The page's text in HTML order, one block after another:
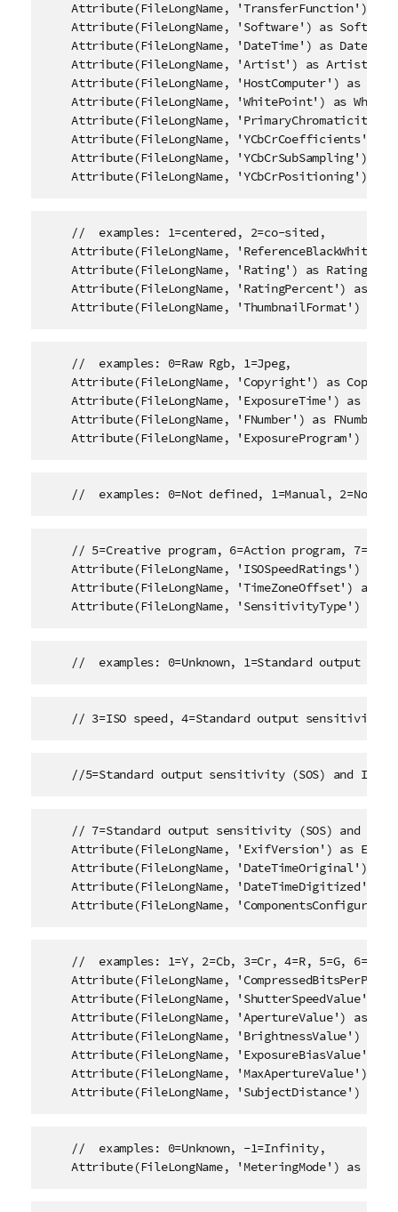
Attribute(FileLongName, 'TransferFunction') as
Attribute(FileLongName, 'Software') as
Attribute(FileLongName, 'DateTime') as
    Attribute(FileLongName, 'Artist') as Artist,
Attribute(FileLongName, 'HostComputer') as
Attribute(FileLongName, 'WhitePoint') as
Attribute(FileLongName,
Attribute(FileLongName, 'YCbCrCoefficients')
Attribute(FileLongName, 'YCbCrSubSampling') as
Attribute(FileLongName, 'YCbCrPositioning')
    //  examples: 1=centered, 2=co-sited,
Attribute(FileLongName, 'ReferenceBlackWhite')
    Attribute(FileLongName, 'Rating') as Rating,
Attribute(FileLongName, 'RatingPercent') as
Attribute(FileLongName, 'ThumbnailFormat') as
    //  examples: 0=Raw Rgb, 1=Jpeg,
Attribute(FileLongName, 'Copyright') as
Attribute(FileLongName, 'ExposureTime') as
    Attribute(FileLongName, 'FNumber') as FNumber,
Attribute(FileLongName, 'ExposureProgram') as
//  examples: 0=Not defined, 1=Manual,
// 5=Creative program, 6=Action program,
Attribute(FileLongName, 'ISOSpeedRatings') as
Attribute(FileLongName, 'TimeZoneOffset') as
Attribute(FileLongName, 'SensitivityType') as
//  examples: 0=Unknown, 1=Standard output
// 3=ISO speed, 4=Standard output sensitivity
//5=Standard output sensitivity (SOS) and ISO
// 7=Standard output sensitivity (SOS) and
Attribute(FileLongName, 'ExifVersion') as
Attribute(FileLongName, 'DateTimeOriginal') as
Attribute(FileLongName, 'DateTimeDigitized')
Attribute(FileLongName,
    //  examples: 1=Y, 2=Cb, 3=Cr, 4=R, 5=G, 6=B,
Attribute(FileLongName,
Attribute(FileLongName, 'ShutterSpeedValue')
Attribute(FileLongName, 'ApertureValue') as
Attribute(FileLongName, 'BrightnessValue') as
Attribute(FileLongName, 'ExposureBiasValue')
Attribute(FileLongName, 'MaxApertureValue') as
Attribute(FileLongName, 'SubjectDistance') as
    //  examples: 0=Unknown, -1=Infinity,
Attribute(FileLongName, 'MeteringMode') as